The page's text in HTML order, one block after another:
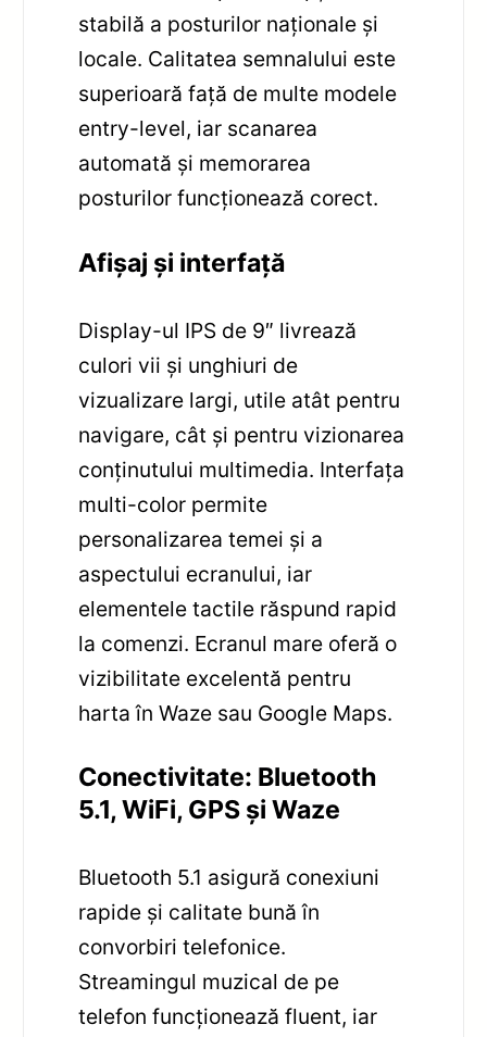
stabilă a posturilor naționale și
locale. Calitatea semnalului este
superioară față de multe modele
entry-level, iar scanarea
automată și memorarea
posturilor funcționează corect.
Afișaj și interfață
Display-ul IPS de 9″ livrează
culori vii și unghiuri de
vizualizare largi, utile atât pentru
navigare, cât și pentru vizionarea
conținutului multimedia. Interfața
multi-color permite
personalizarea temei și a
aspectului ecranului, iar
elementele tactile răspund rapid
la comenzi. Ecranul mare oferă o
vizibilitate excelentă pentru
harta în Waze sau Google Maps.
Conectivitate: Bluetooth
5.1, WiFi, GPS și Waze
Bluetooth 5.1 asigură conexiuni
rapide și calitate bună în
convorbiri telefonice.
Streamingul muzical de pe
telefon funcționează fluent, iar